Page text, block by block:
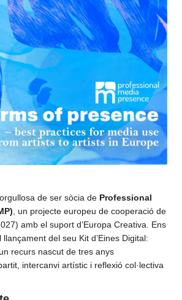
de ser sòcia de Professional
, un projecte europeu de cooperació de
amb el suport d’Europa Creativa. Ens
del seu Kit d’Eines Digital:
recurs nascut de tres anys
intercanvi artístic i reflexió col·lectiva